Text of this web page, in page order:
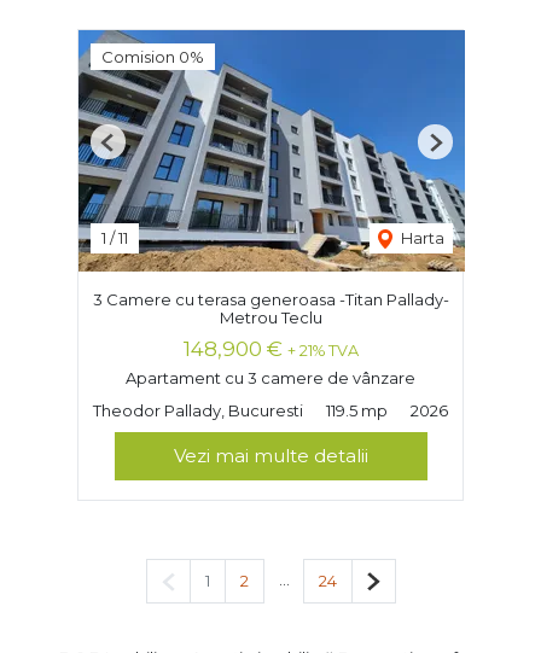
Comision 0%
1 /11 Harta
Previous Next
3 Camere cu terasa generoasa -Titan Pallady-
Metrou Teclu
148,900 € + 21% TVA
Apartament cu 3 camere de vânzare
Theodor Pallady, Bucuresti
119.5 mp 2026
Vezi mai multe detalii
Pagina anterioară
1 2 24 Pagina următoare